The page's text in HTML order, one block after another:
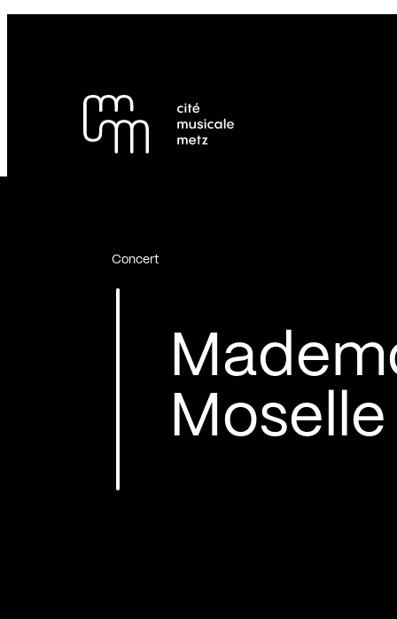
Pied de page
Moselle
Concert